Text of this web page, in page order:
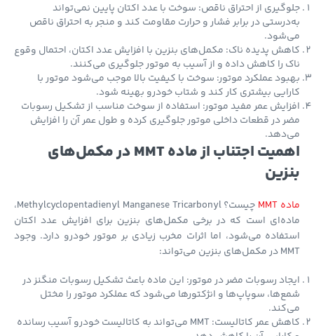
از احتراق ناقص: سوخت با عدد اکتان پایین نمی‌تواند
در برابر فشار و حرارت مقاومت کند و منجر به احتراق ناقص
پدیده ناک: مکمل‌های بنزین با افزایش عدد اکتان، احتمال وقوع
را کاهش داده و از آسیب به موتور جلوگیری می‌کنند.
عملکرد موتور: سوخت با کیفیت بالا موجب می‌شود موتور با
بیشتری کار کند و شتاب خودرو بهینه شود.
عمر مفید موتور: استفاده از سوخت مناسب از تشکیل رسوبات
در قطعات داخلی موتور جلوگیری کرده و طول عمر آن را افزایش
اهمیت اجتناب از ماده MMT در مکمل‌های
چیست؟ Methylcyclopentadienyl Manganese Tricarbonyl،
است که در برخی مکمل‌های بنزین برای افزایش عدد اکتان
می‌شود، اما اثرات مخرب زیادی بر موتور خودرو دارد. وجود
رسوبات مضر در موتور: این ماده باعث تشکیل رسوبات منگنز در
سوپاپ‌ها و انژکتورها می‌شود که عملکرد موتور را مختل
کاهش عمر کاتالیست: MMT می‌تواند به کاتالیست خودرو آسیب رسانده